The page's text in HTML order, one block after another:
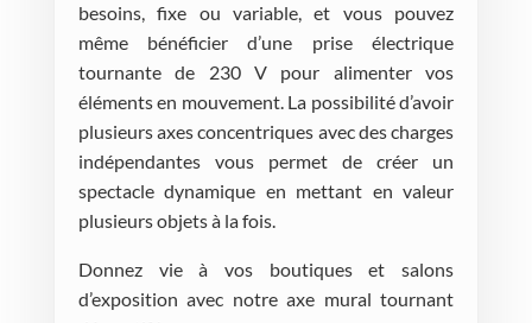
besoins, fixe ou variable, et vous pouvez
même bénéficier d’une prise électrique
tournante de 230 V pour alimenter vos
éléments en mouvement. La possibilité d’avoir
plusieurs axes concentriques avec des charges
indépendantes vous permet de créer un
spectacle dynamique en mettant en valeur
plusieurs objets à la fois.
Donnez vie à vos boutiques et salons
d’exposition avec notre axe mural tournant